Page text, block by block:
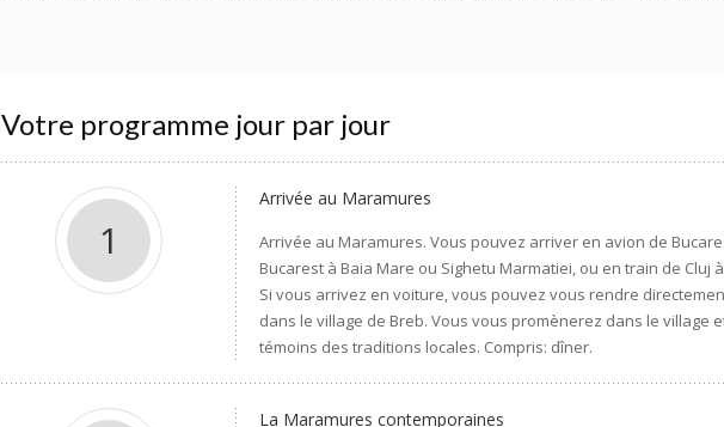
Votre programme jour par jour
1
Arrivée au Maramures
Arrivée au Maramures. Vous pouvez arriver en avion de
Bucarest à Baia Mare ou Sighetu Marmatiei, ou en train de Cluj
Si vous arrivez en voiture, vous pouvez vous rendre
dans le village de Breb. Vous vous promènerez dans le village
témoins des traditions locales. Compris: dîner.
La Maramures contemporaines